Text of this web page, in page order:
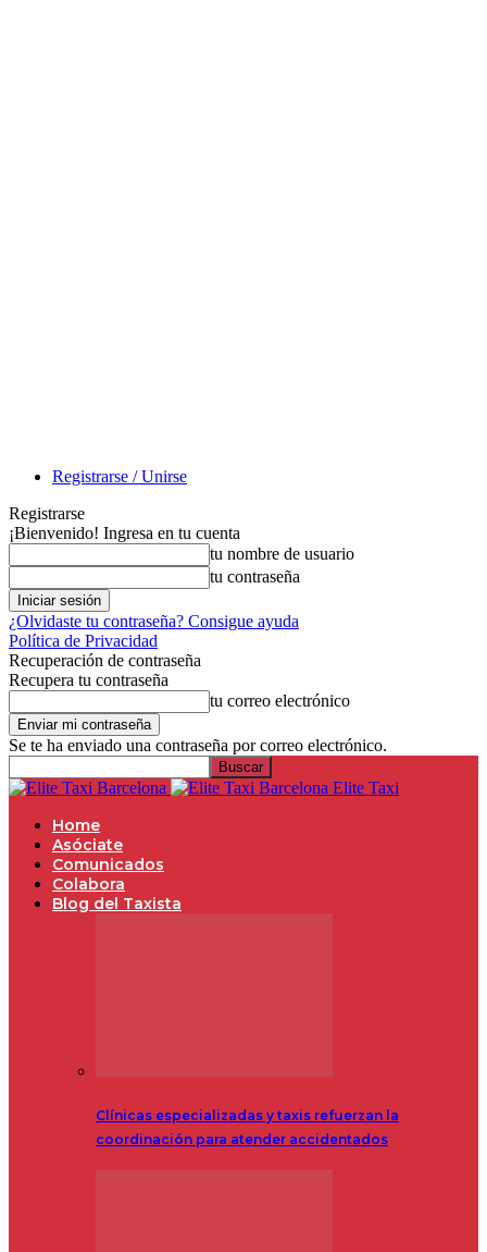
Registrarse / Unirse
Registrarse
¡Bienvenido! Ingresa en tu cuenta
tu nombre de usuario
tu contraseña
¿Olvidaste tu contraseña? Consigue ayuda
Política de Privacidad
Recuperación de contraseña
Recupera tu contraseña
tu correo electrónico
Se te ha enviado una contraseña por correo electrónico.
Elite Taxi
Home
Asóciate
Comunicados
Colabora
Blog del Taxista
Clínicas especializadas y taxis refuerzan la
coordinación para atender accidentados